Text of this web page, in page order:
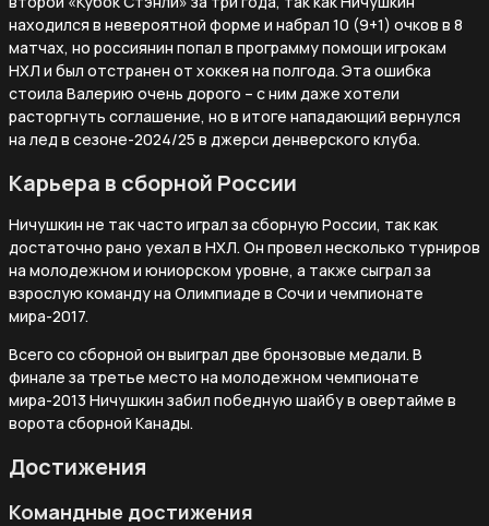
находился в невероятной форме и набрал 10 (9+1) очков в 8
матчах, но россиянин попал в программу помощи игрокам
НХЛ и был отстранен от хоккея на полгода. Эта ошибка
стоила Валерию очень дорого – с ним даже хотели
расторгнуть соглашение, но в итоге нападающий вернулся
на лед в сезоне-2024/25 в джерси денверского клуба.
Карьера в сборной России
Ничушкин не так часто играл за сборную России, так как
достаточно рано уехал в НХЛ. Он провел несколько турниров
на молодежном и юниорском уровне, а также сыграл за
взрослую команду на Олимпиаде в Сочи и чемпионате
мира-2017.
Всего со сборной он выиграл две бронзовые медали. В
финале за третье место на молодежном чемпионате
мира-2013 Ничушкин забил победную шайбу в овертайме в
ворота сборной Канады.
Достижения
Командные достижения